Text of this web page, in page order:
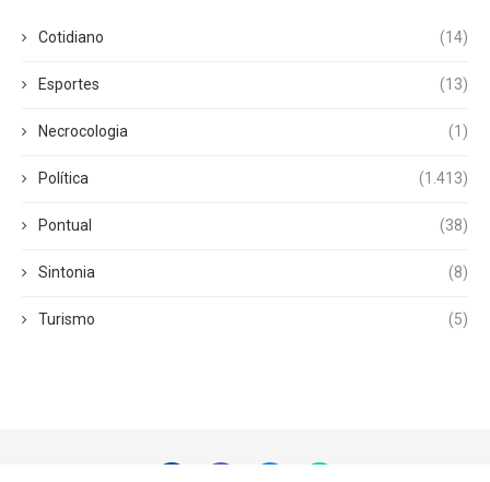
Cotidiano (14)
Esportes (13)
Necrocologia (1)
Política (1.413)
Pontual (38)
Sintonia (8)
Turismo (5)